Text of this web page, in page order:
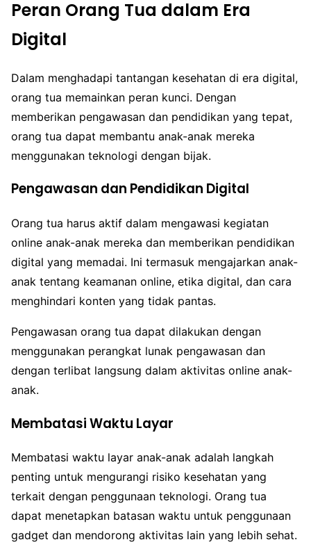
Peran Orang Tua dalam Era
Digital
Dalam menghadapi tantangan kesehatan di era digital,
orang tua memainkan peran kunci. Dengan
memberikan pengawasan dan pendidikan yang tepat,
orang tua dapat membantu anak-anak mereka
menggunakan teknologi dengan bijak.
Pengawasan dan Pendidikan Digital
Orang tua harus aktif dalam mengawasi kegiatan
online anak-anak mereka dan memberikan pendidikan
digital yang memadai. Ini termasuk mengajarkan anak-
anak tentang keamanan online, etika digital, dan cara
menghindari konten yang tidak pantas.
Pengawasan orang tua dapat dilakukan dengan
menggunakan perangkat lunak pengawasan dan
dengan terlibat langsung dalam aktivitas online anak-
anak.
Membatasi Waktu Layar
Membatasi waktu layar anak-anak adalah langkah
penting untuk mengurangi risiko kesehatan yang
terkait dengan penggunaan teknologi. Orang tua
dapat menetapkan batasan waktu untuk penggunaan
gadget dan mendorong aktivitas lain yang lebih sehat.